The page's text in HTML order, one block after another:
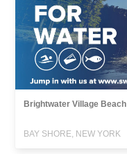
Brightwater Village Beach
BAY SHORE, NEW YORK